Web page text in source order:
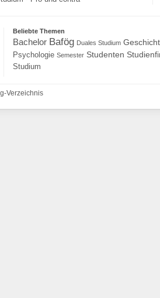
Beliebte Themen
Bachelor Bafög Duales Studium
Psychologie Semester Studenten
Studium
Verzeichnis